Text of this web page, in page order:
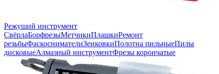
Режущий инструмент
СвёрлаБорфрезыМетчикиПлашкиРемонт
резьбыФаскоснимателиЗенковкиПолотна пильныеПилы
дисковыеАлмазный инструментФрезы корончатые